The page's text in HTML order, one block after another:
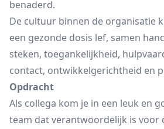
benaderd.
De cultuur binnen de organisatie
een gezonde dosis lef, samen
steken, toegankelijkheid,
contact, ontwikkelgerichtheid en
Opdracht
Als collega kom je in een leuk en
team dat verantwoordelijk is voor